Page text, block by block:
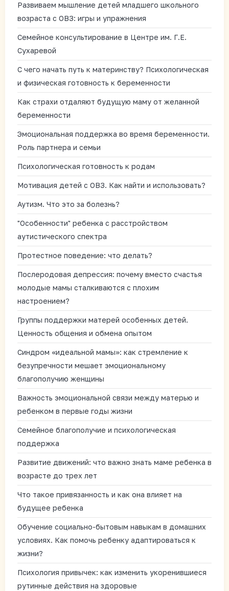
Развиваем мышление детей младшего школьного
возраста с ОВЗ: игры и упражнения
Семейное консультирование в Центре им. Г.Е.
Сухаревой
С чего начать путь к материнству? Психологическая
и физическая готовность к беременности
Как страхи отдаляют будущую маму от желанной
беременности
Эмоциональная поддержка во время беременности.
Роль партнера и семьи
Психологическая готовность к родам
Мотивация детей с ОВЗ. Как найти и использовать?
Аутизм. Что это за болезнь?
"Особенности" ребенка с расстройством
аутистического спектра
Протестное поведение: что делать?
Послеродовая депрессия: почему вместо счастья
молодые мамы сталкиваются с плохим
настроением?
Группы поддержки матерей особенных детей.
Ценность общения и обмена опытом
Синдром «идеальной мамы»: как стремление к
безупречности мешает эмоциональному
благополучию женщины
Важность эмоциональной связи между матерью и
ребенком в первые годы жизни
Семейное благополучие и психологическая
поддержка
Развитие движений: что важно знать маме ребенка в
возрасте до трех лет
Что такое привязанность и как она влияет на
будущее ребенка
Обучение социально-бытовым навыкам в домашних
условиях. Как помочь ребенку адаптироваться к
жизни?
Психология привычек: как изменить укоренившиеся
рутинные действия на здоровые